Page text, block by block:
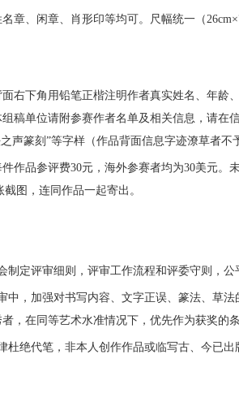
章、闲章、肖形印等均可。尺幅统一（
面右下角用铅笔正楷注明作者真实姓名、年龄
组稿单位请附参赛作者名单及相关信息，请在
声篆刻”等字样（作品背面信息字迹潦草者不
件作品参评费30元，海外参赛者均为30美元。
图，连同作品一起寄出。
制定评审细则，评审工作流程和评委守则，公
中，加强对书写内容、文字正误、篆法、草
，在同等艺术水准情况下，优先作为获奖的条
杜绝代笔，非本人创作作品或临写古、今已